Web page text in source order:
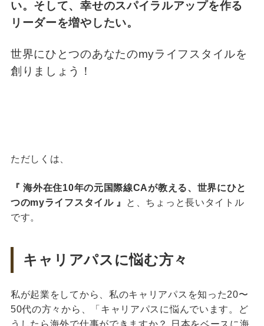
い。 そして、幸せのスパイラルアップを作る
リーダーを増やしたい。
世界にひとつのあなたのmyライフスタイルを
創りましょう！
ただしくは、
『 海外在住10年の元国際線CAが教える、世界にひと
つのmyライフスタイル 』
と、ちょっと長いタイトル
です。
キャリアパスに悩む方々
私が起業をしてから、私のキャリアパスを知った20〜
50代の方々から、「キャリアパスに悩んでいます。ど
うしたら海外で仕事ができますか？ 日本をベースに海